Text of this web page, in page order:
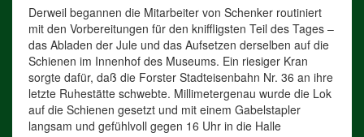
Derweil begannen die Mitarbeiter von Schenker routiniert
mit den Vorbereitungen für den kniffligsten Teil des Tages –
das Abladen der Jule und das Aufsetzen derselben auf die
Schienen im Innenhof des Museums. Ein riesiger Kran
sorgte dafür, daß die Forster Stadteisenbahn Nr. 36 an ihre
letzte Ruhestätte schwebte. Millimetergenau wurde die Lok
auf die Schienen gesetzt und mit einem Gabelstapler
langsam und gefühlvoll gegen 16 Uhr in die Halle